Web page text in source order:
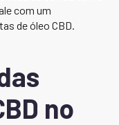
com um
de óleo CBD.
no